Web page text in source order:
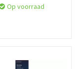
Op voorraad